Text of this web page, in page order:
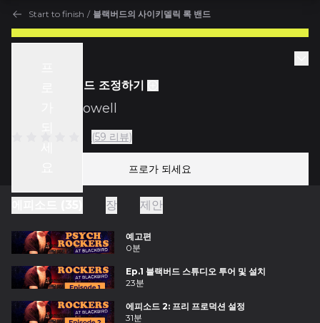
Start to finish / 블랙버드의 사이키델릭 록 밴드
에피소드 6 밴드 조정하기
Vance Powell
(59 리뷰)
프로가 되세요
장 제안
예고편
0분
Ep.1 블랙버드 스튜디오 투어 및 설치
23분
에피소드 2: 프리 프로덕션 설정
31분